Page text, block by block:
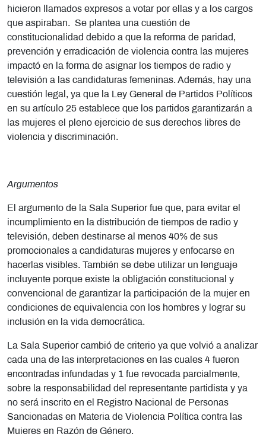
hicieron llamados expresos a votar por ellas y a los cargos
que aspiraban. Se plantea una cuestión de
constitucionalidad debido a que la reforma de paridad,
prevención y erradicación de violencia contra las mujeres
impactó en la forma de asignar los tiempos de radio y
televisión a las candidaturas femeninas. Además, hay una
cuestión legal, ya que la Ley General de Partidos Políticos
en su artículo 25 establece que los partidos garantizarán a
las mujeres el pleno ejercicio de sus derechos libres de
violencia y discriminación.
Argumentos
El argumento de la Sala Superior fue que, para evitar el
incumplimiento en la distribución de tiempos de radio y
televisión, deben destinarse al menos 40% de sus
promocionales a candidaturas mujeres y enfocarse en
hacerlas visibles. También se debe utilizar un lenguaje
incluyente porque existe la obligación constitucional y
convencional de garantizar la participación de la mujer en
condiciones de equivalencia con los hombres y lograr su
inclusión en la vida democrática.
La Sala Superior cambió de criterio ya que volvió a analizar
cada una de las interpretaciones en las cuales 4 fueron
encontradas infundadas y 1 fue revocada parcialmente,
sobre la responsabilidad del representante partidista y ya
no será inscrito en el Registro Nacional de Personas
Sancionadas en Materia de Violencia Política contra las
Mujeres en Razón de Género.